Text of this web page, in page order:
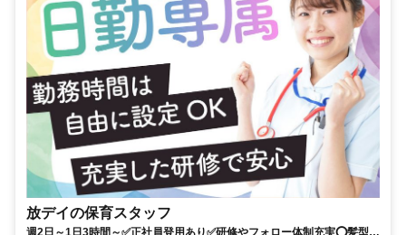
放デイの保育スタッフ
週2日～1日3時間～✅正社員登用あり✅研修やフォロー体制充実⭕️髪型・